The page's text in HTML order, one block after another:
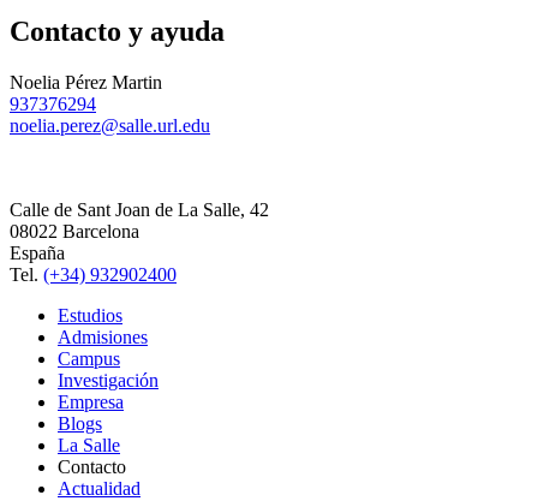
Contacto y ayuda
Noelia Pérez Martin
937376294
noelia.perez@salle.url.edu
Calle de Sant Joan de La Salle, 42
08022 Barcelona
España
Tel. (+34) 932902400
Estudios
Admisiones
Campus
Investigación
Empresa
Blogs
La Salle
Contacto
Actualidad